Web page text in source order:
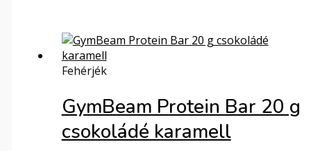
Fehérjék
GymBeam Protein Bar 20 g
csokoládé karamell